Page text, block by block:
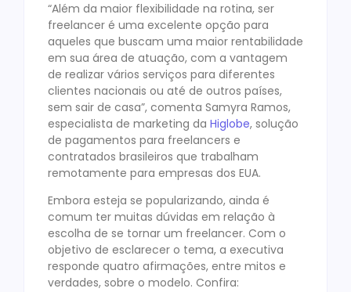
“Além da maior flexibilidade na rotina, ser
freelancer é uma excelente opção para
aqueles que buscam uma maior rentabilidade
em sua área de atuação, com a vantagem
de realizar vários serviços para diferentes
clientes nacionais ou até de outros países,
sem sair de casa”, comenta Samyra Ramos,
especialista de marketing da Higlobe, solução
de pagamentos para freelancers e
contratados brasileiros que trabalham
remotamente para empresas dos EUA.
Embora esteja se popularizando, ainda é
comum ter muitas dúvidas em relação à
escolha de se tornar um freelancer. Com o
objetivo de esclarecer o tema, a executiva
responde quatro afirmações, entre mitos e
verdades, sobre o modelo. Confira: